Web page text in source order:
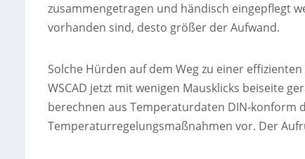
zusammengetragen und händisch eingepflegt
vorhanden sind, desto größer der Aufwand.
Solche Hürden auf dem Weg zu einer
WSCAD jetzt mit wenigen Mausklicks beiseite
berechnen aus Temperaturdaten DIN-konform
Temperaturregelungsmaßnahmen vor. Der